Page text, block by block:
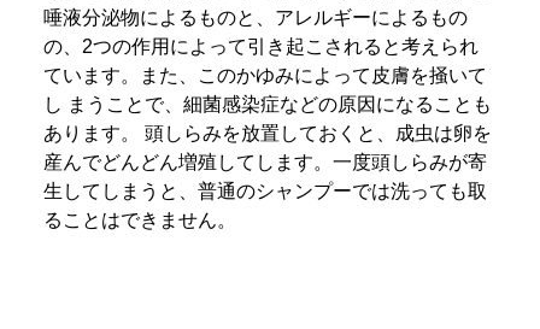
唾液分泌物によるものと、アレルギーによるもの
の、2つの作用によって引き起こされると考えられ
ています。また、このかゆみによって皮膚を掻いて
し まうことで、細菌感染症などの原因になることも
あります。
頭しらみを放置しておくと、成虫は卵を
産んでどんどん増殖してします。一度頭しらみが寄
生してしまうと、普通のシャンプーでは洗っても取
ることはできません。